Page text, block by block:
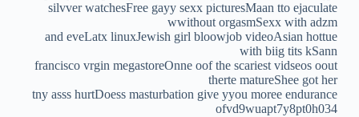
silvver watchesFree gayy sexx picturesMaan tto ejaculate
wwithout orgasmSexx with adzm
and eveLatx linuxJewish girl bloowjob videoAsian hottue
with biig tits kSann
francisco vrgin megastoreOnne oof the scariest vidseos oout
therte matureShee got her
tny asss hurtDoess masturbation give yyou moree endurance
ofvd9wuapt7y8pt0h034